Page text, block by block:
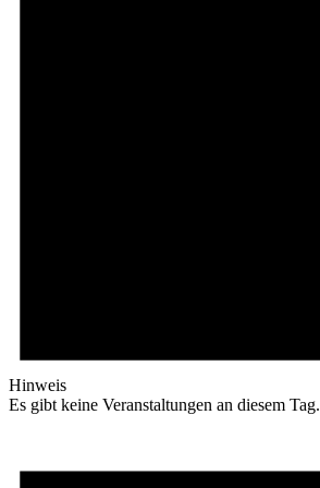
Hinweis
Es gibt keine Veranstaltungen an diesem Tag.